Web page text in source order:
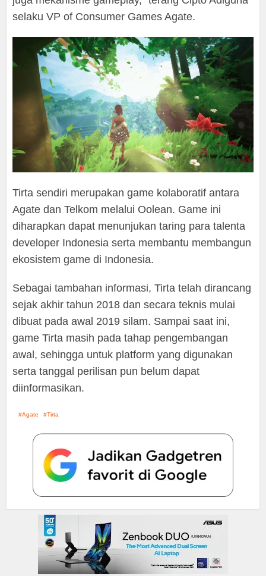
selaku VP of Consumer Games Agate.
Tirta sendiri merupakan game kolaboratif antara
Agate dan Telkom melalui Oolean. Game ini
diharapkan dapat menunjukan taring para talenta
developer Indonesia serta membantu membangun
ekosistem game di Indonesia.
Sebagai tambahan informasi, Tirta telah dirancang
sejak akhir tahun 2018 dan secara teknis mulai
dibuat pada awal 2019 silam. Sampai saat ini,
game Tirta masih pada tahap pengembangan
awal, sehingga untuk platform yang digunakan
serta tanggal perilisan pun belum dapat
diinformasikan.
Agate Tirta